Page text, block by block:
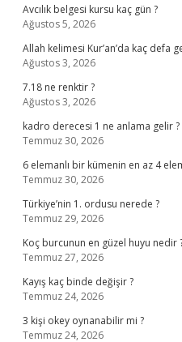
Avcılık belgesi kursu kaç gün ?
Ağustos 5, 2026
Allah kelimesi Kur’an’da kaç defa
Ağustos 3, 2026
7.18 ne renktir ?
Ağustos 3, 2026
kadro derecesi 1 ne anlama gelir ?
Temmuz 30, 2026
6 elemanlı bir kümenin en az 4
Temmuz 30, 2026
Türkiye’nin 1. ordusu nerede ?
Temmuz 29, 2026
Koç burcunun en güzel huyu nedir
Temmuz 27, 2026
Kayış kaç binde değişir ?
Temmuz 24, 2026
3 kişi okey oynanabilir mi ?
Temmuz 24, 2026